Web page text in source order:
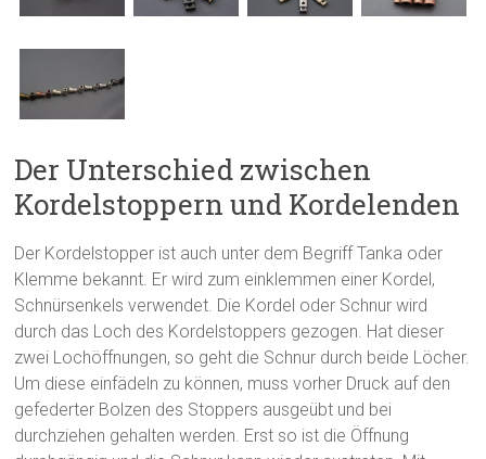
Der Unterschied zwischen
Kordelstoppern und Kordelenden
Der Kordelstopper ist auch unter dem Begriff Tanka oder
Klemme bekannt. Er wird zum einklemmen einer Kordel,
Schnürsenkels verwendet. Die Kordel oder Schnur wird
durch das Loch des Kordelstoppers gezogen. Hat dieser
zwei Lochöffnungen, so geht die Schnur durch beide Löcher.
Um diese einfädeln zu können, muss vorher Druck auf den
gefederter Bolzen des Stoppers ausgeübt und bei
durchziehen gehalten werden. Erst so ist die Öffnung